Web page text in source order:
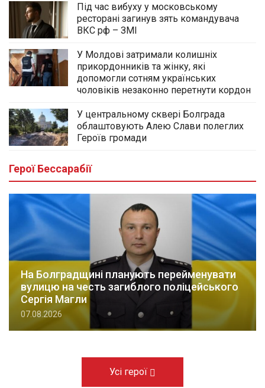
Під час вибуху у московському
ресторані загинув зять командувача
ВКС рф – ЗМІ
У Молдові затримали колишніх
прикордонників та жінку, які
допомогли сотням українських
чоловіків незаконно перетнути кордон
У центральному сквері Болграда
облаштовують Алею Слави полеглих
Героїв громади
Герої Бессарабії
На Болградщині планують перейменувати
вулицю на честь загиблого поліцейського
Сергія Магли
07.08.2026
Усі герої